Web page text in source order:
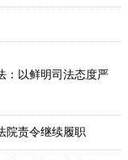
：以鲜明司法态度严
院责令继续履职